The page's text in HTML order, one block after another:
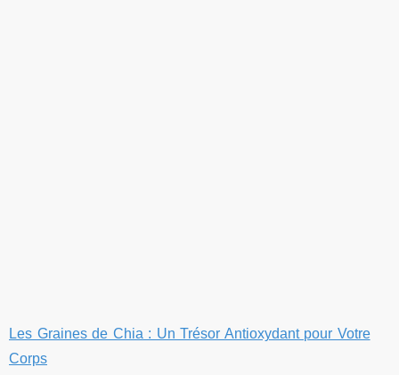
Les Graines de Chia : Un Trésor Antioxydant pour Votre
Corps